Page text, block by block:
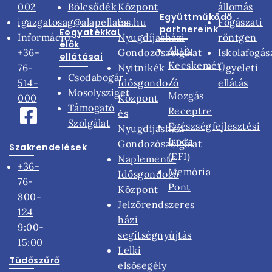
002
igazgatosag@alapellatas.hu
Információ:
+36-
76-
514-
000
Szakrendelések
+36-
76-
800-
124
9:00-
15:00
Tüdőszűrő
Bölcsődék
Fogyatékkal
élők
ellátásai
Csodabogár
Mosolysziget
Támogató
Szolgálat
Központ
és
Nyugdíjasházi
Gondozószolgálat
Nyitnikék
Idősgondozó
Központ
és
Nyugdíjasházi
Gondozószolgálat
Naplemente
Idősgondozó
Központ
Jelzőrendszeres
házi
segítségnyújtás
Lelki
elsősegély
Együttműködő
partnereink
Aktív
Kecskemét
/
Mozgás
Receptre
Egészségfejlesztési
Iroda
(EFI)
Memória
Pont
állomás
Fogászati
röntgen
Ügyeleti
ellátás